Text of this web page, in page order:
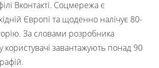
Вконтакті. Соцмережа є
Європі та щоденно налічує 80-
За словами розробника
користувачі завантажують понад 90